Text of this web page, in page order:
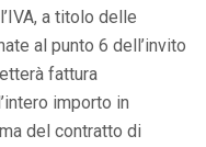
a titolo delle
al punto 6 dell’invito
fattura
importo in
del contratto di